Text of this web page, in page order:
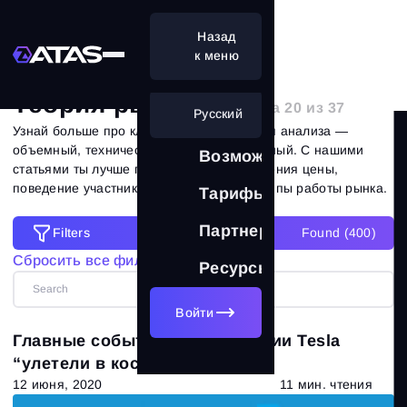
Возможности
Тарифы
Партнерам
Ресурсы
Русский
Войти
Назад
к меню
Главная Блог Теория рынка
Теория рынка| страница 20 из 37
Узнай больше про ключевые направления анализа —
объемный, технический и фундаментальный. С нашими
статьями ты лучше поймешь логику движения цены,
поведение участников и основные принципы работы рынка.
Filters Found (400)
Сбросить все фильтры
Filters
Сбросить все фильтры
Категории
Все статьи(673)
Теория рынка(320)
Главные события недели: акции Tesla
“улетели в космос”
12 июня, 2020 11 мин. чтения